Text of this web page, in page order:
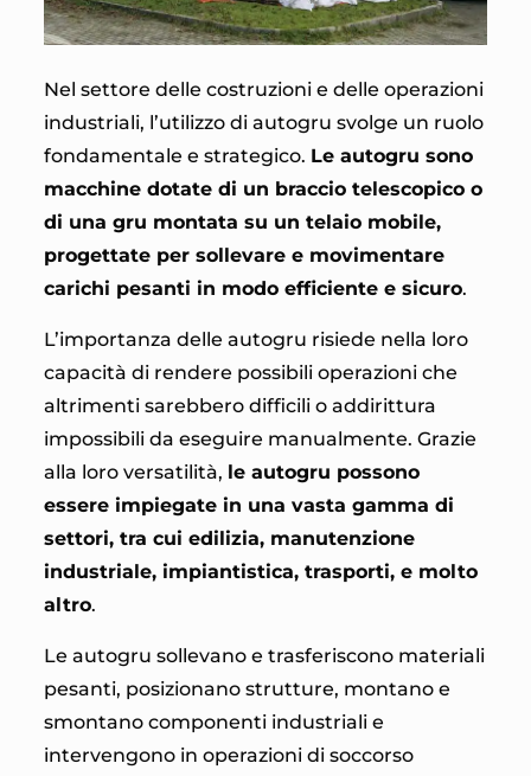
Nel settore delle costruzioni e delle operazioni
industriali, l’utilizzo di autogru svolge un ruolo
fondamentale e strategico. Le autogru sono
macchine dotate di un braccio telescopico o
di una gru montata su un telaio mobile,
progettate per sollevare e movimentare
carichi pesanti in modo efficiente e sicuro.
L’importanza delle autogru risiede nella loro
capacità di rendere possibili operazioni che
altrimenti sarebbero difficili o addirittura
impossibili da eseguire manualmente. Grazie
alla loro versatilità, le autogru possono
essere impiegate in una vasta gamma di
settori, tra cui edilizia, manutenzione
industriale, impiantistica, trasporti, e molto
altro.
Le autogru sollevano e trasferiscono materiali
pesanti, posizionano strutture, montano e
smontano componenti industriali e
intervengono in operazioni di soccorso